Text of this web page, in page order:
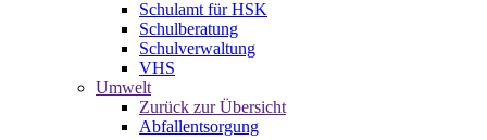
Schulamt für HSK
Schulberatung
Schulverwaltung
VHS
Umwelt
Zurück zur Übersicht
Abfallentsorgung